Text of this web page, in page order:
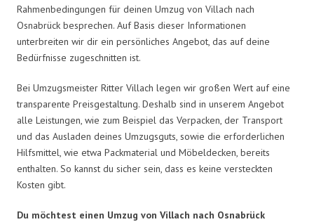
Rahmenbedingungen für deinen Umzug von Villach nach
Osnabrück besprechen. Auf Basis dieser Informationen
unterbreiten wir dir ein persönliches Angebot, das auf deine
Bedürfnisse zugeschnitten ist.
Bei Umzugsmeister Ritter Villach legen wir großen Wert auf eine
transparente Preisgestaltung. Deshalb sind in unserem Angebot
alle Leistungen, wie zum Beispiel das Verpacken, der Transport
und das Ausladen deines Umzugsguts, sowie die erforderlichen
Hilfsmittel, wie etwa Packmaterial und Möbeldecken, bereits
enthalten. So kannst du sicher sein, dass es keine versteckten
Kosten gibt.
Du möchtest einen Umzug von Villach nach Osnabrück